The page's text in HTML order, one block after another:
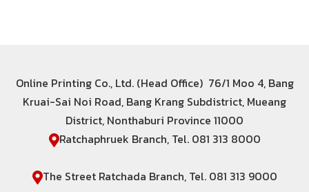
Online Printing Co., Ltd. (Head Office) 76/1 Moo 4, Bang
Kruai-Sai Noi Road, Bang Krang Subdistrict, Mueang
District, Nonthaburi Province 11000
Ratchaphruek Branch, Tel. 081 313 8000
The Street Ratchada Branch, Tel. 081 313 9000